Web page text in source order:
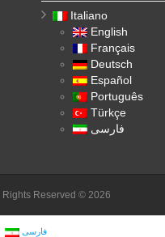
Italiano
English
Français
Deutsch
Español
Português
Türkçe
فارسی
Reserved © 2026
فارسی